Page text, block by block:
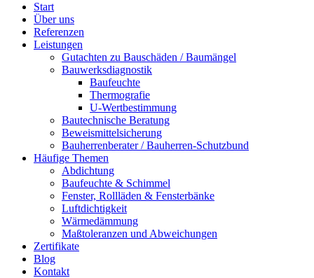
Start
Über uns
Referenzen
Leistungen
Gutachten zu Bauschäden / Baumängel
Bauwerksdiagnostik
Baufeuchte
Thermografie
U-Wertbestimmung
Bautechnische Beratung
Beweismittelsicherung
Bauherrenberater / Bauherren-Schutzbund
Häufige Themen
Abdichtung
Baufeuchte & Schimmel
Fenster, Rollläden & Fensterbänke
Luftdichtigkeit
Wärmedämmung
Maßtoleranzen und Abweichungen
Zertifikate
Blog
Kontakt